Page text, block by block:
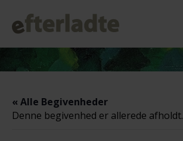
« Alle Begivenheder
Denne begivenhed er allerede afholdt.